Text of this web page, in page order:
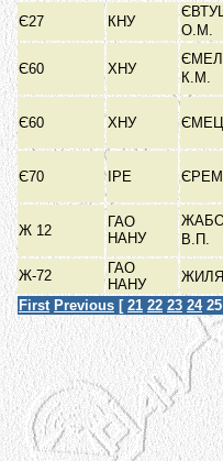
Є27
КНУ
О.М.
Є60 ХНУ
К.М.
Є60 ХНУ
Є70 ІРЕ
Ж 12
ГАО
НАНУ
В.П.
Ж-72
ГАО
НАНУ
First Previous [ 21 22 23 24 25